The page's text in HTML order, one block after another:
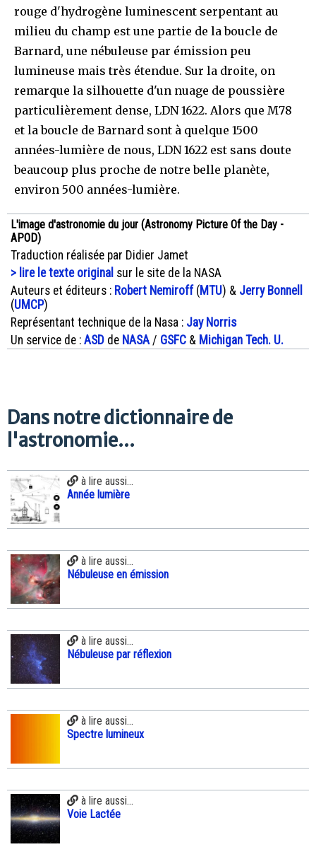
rouge d'hydrogène luminescent serpentant au
milieu du champ est une partie de la boucle de
Barnard, une nébuleuse par émission peu
lumineuse mais très étendue. Sur la droite, on
remarque la silhouette d'un nuage de poussière
particulièrement dense, LDN 1622. Alors que M78
et la boucle de Barnard sont à quelque 1500
années-lumière de nous, LDN 1622 est sans doute
beaucoup plus proche de notre belle planète,
environ 500 années-lumière.
L'image d'astronomie du jour (Astronomy Picture Of the Day -
APOD)
Traduction réalisée par Didier Jamet
> lire le texte original sur le site de la NASA
Auteurs et éditeurs : Robert Nemiroff( MTU) & Jerry Bonnell
(UMCP)
Représentant technique de la Nasa : Jay Norris
Un service de : ASD de NASA/ GSFC & Michigan Tech. U.
Dans notre dictionnaire de
l'astronomie...
à lire aussi...
Année lumière
à lire aussi...
Nébuleuse en émission
à lire aussi...
Nébuleuse par réflexion
à lire aussi...
Spectre lumineux
à lire aussi...
Voie Lactée